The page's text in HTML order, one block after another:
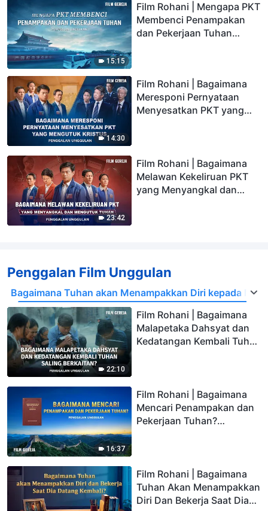
15:15
Film Rohani | Mengapa PKT
Membenci Penampakan
dan Pekerjaan Tuhan
14:30
Film Rohani | Bagaimana
Meresponi Pernyataan
Menyesatkan PKT yang
23:42
Film Rohani | Bagaimana
Melawan Kekeliruan PKT
yang Menyangkal dan
Penggalan Film Unggulan
Bagaimana Tuhan akan Menampakkan Diri kepada
22:10
Film Rohani | Bagaimana
Malapetaka Dahsyat dan
Kedatangan Kembali Tuhan
16:37
Film Rohani | Bagaimana
Mencari Penampakan dan
Pekerjaan Tuhan?
Film Rohani | Bagaimana
Tuhan Akan Menampakkan
Diri Dan Bekerja Saat Dia